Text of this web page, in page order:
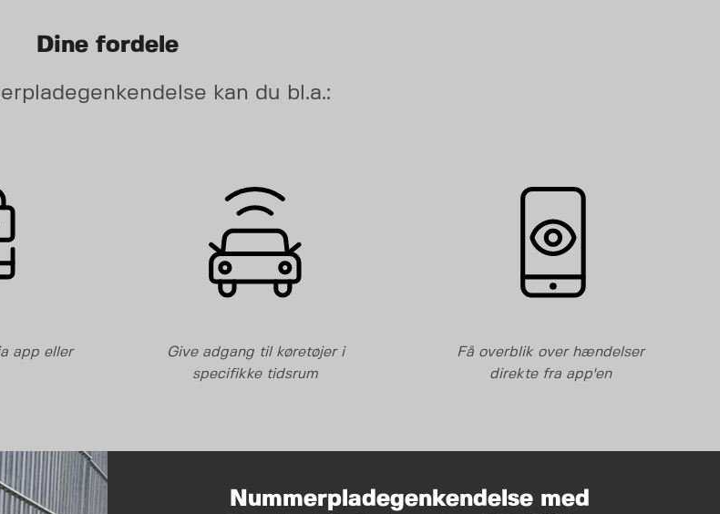
Dine fordele
kan du bl.a.:
app eller
Give adgang til køretøjer i
specifikke tidsrum
Få overblik over hændelser
direkte fra app'en
Nummerpladegenkendelse med